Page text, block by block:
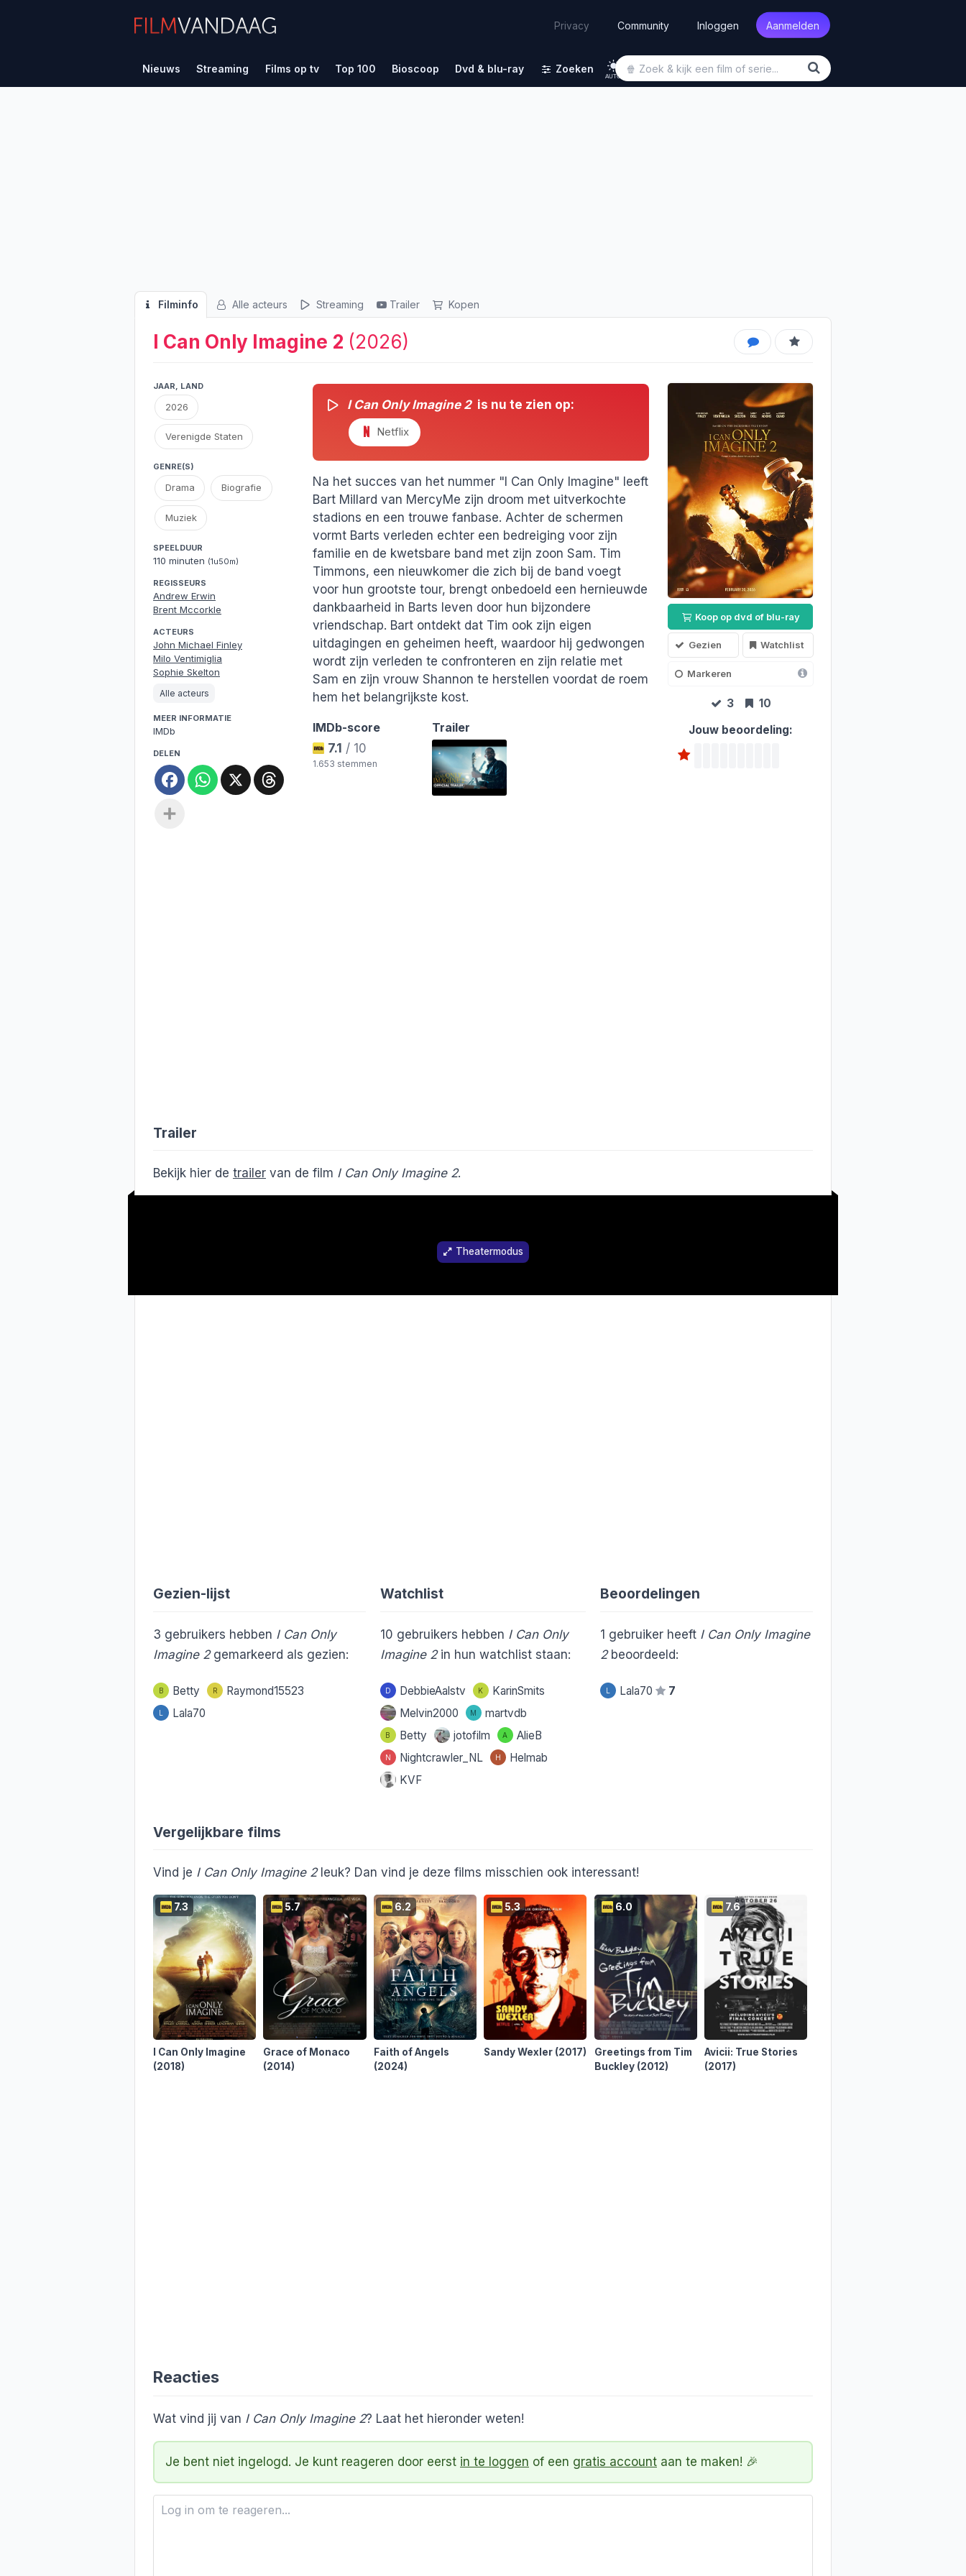
Privacy Community Inloggen Aanmelden
Nieuws Streaming Films op tv Top 100 Bioscoop Dvd & blu-ray Zoeken
AUTO
Filminfo Alle acteurs Streaming Trailer Kopen
I Can Only Imagine 2 (2026)
JAAR, LAND
2026
Verenigde Staten
GENRE(S)
Drama Biografie
Muziek
SPEELDUUR
110 minuten (1u50m)
REGISSEURS
Andrew Erwin
Brent Mccorkle
ACTEURS
John Michael Finley
Milo Ventimiglia
Sophie Skelton
Alle acteurs
MEER INFORMATIE
IMDb
DELEN
FacebookWhatsApp
X Threads
I Can Only Imagine 2 is nu te zien op:
Netflix
Na het succes van het nummer "I Can Only Imagine" leeft
Bart Millard van MercyMe zijn droom met uitverkochte
stadions en een trouwe fanbase. Achter de schermen
vormt Barts verleden echter een bedreiging voor zijn
familie en de kwetsbare band met zijn zoon Sam. Tim
Timmons, een nieuwkomer die zich bij de band voegt
voor hun grootste tour, brengt onbedoeld een hernieuwde
dankbaarheid in Barts leven door hun bijzondere
vriendschap. Bart ontdekt dat Tim ook zijn eigen
uitdagingen en geheimen heeft, waardoor hij gedwongen
wordt zijn verleden te confronteren en zijn relatie met
Sam en zijn vrouw Shannon te herstellen voordat de roem
hem het belangrijkste kost.
IMDb-score
7.1 / 10
1.653 stemmen
Trailer
Koop op dvd of blu-ray
Gezien Watchlist
Markeren
3
10
Jouw beoordeling:
Trailer
Bekijk hier de trailer van de film I Can Only Imagine 2.
Theatermodus
Gezien-lijst
3 gebruikers hebben I Can Only
Imagine 2gemarkeerd als gezien:
B Betty R Raymond15523
L Lala70
Watchlist
10 gebruikers hebben I Can Only
Imagine 2in hun watchlist staan:
D DebbieAalstv K
KarinSmits
Melvin2000
M martvdb
B Betty jotofilm A AlieB
N Nightcrawler_NL H
Helmab
KVF
Beoordelingen
1 gebruiker heeft I Can Only Imagine
2beoordeeld:
L Lala70 7
Vergelijkbare films
Vind je I Can Only Imagine 2leuk? Dan vind je deze films misschien ook interessant!
7.3
I Can Only Imagine
(2018)
5.7
Grace of Monaco
(2014)
6.2
Faith of Angels
(2024)
5.3
Sandy Wexler (2017)
6.0
Greetings from Tim
Buckley (2012)
7.6
Avicii: True Stories
(2017)
Reacties
Wat vind jij van I Can Only Imagine 2? Laat het hieronder weten!
Je bent niet ingelogd. Je kunt reageren door eerst in te loggen of een gratis account aan te maken! 🎉